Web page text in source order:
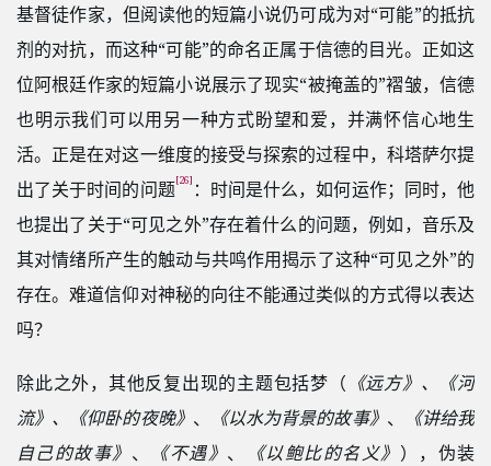
基督徒作家，但阅读他的短篇小说仍可成为对“可能”的抵抗
剂的对抗，而这种“可能”的命名正属于信德的目光。正如这
位阿根廷作家的短篇小说展示了现实“被掩盖的”褶皱，信德
也明示我们可以用另一种方式盼望和爱，并满怀信心地生
活。正是在对这一维度的接受与探索的过程中，科塔萨尔提
出了关于时间的问题[26] ：时间是什么，如何运作；同时，他
也提出了关于“可见之外”存在着什么的问题，例如，音乐及
其对情绪所产生的触动与共鸣作用揭示了这种“可见之外”的
存在。难道信仰对神秘的向往不能通过类似的方式得以表达
吗？
除此之外，其他反复出现的主题包括梦（ 《远方》、《河
流》、《仰卧的夜晚》 、 《以水为背景的故事》 、
《讲给我
自己的故事》 、 《不遇》 、 《以鲍比的名义》 ），伪装